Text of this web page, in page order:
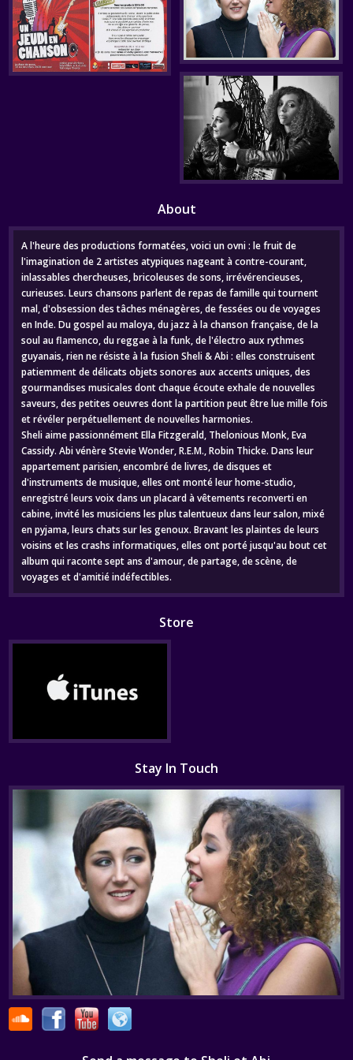
About
A l'heure des productions formatées, voici un ovni : le fruit de
l'imagination de 2 artistes atypiques nageant à contre-courant,
inlassables chercheuses, bricoleuses de sons, irrévérencieuses,
curieuses. Leurs chansons parlent de repas de famille qui tournent
mal, d'obsession des tâches ménagères, de fessées ou de voyages
en Inde. Du gospel au maloya, du jazz à la chanson française, de la
soul au flamenco, du reggae à la funk, de l'électro aux rythmes
guyanais, rien ne résiste à la fusion Sheli & Abi : elles construisent
patiemment de délicats objets sonores aux accents uniques, des
gourmandises musicales dont chaque écoute exhale de nouvelles
saveurs, des petites oeuvres dont la partition peut être lue mille fois
et révéler perpétuellement de nouvelles harmonies.
Sheli aime passionnément Ella Fitzgerald, Thelonious Monk, Eva
Cassidy. Abi vénère Stevie Wonder, R.E.M., Robin Thicke. Dans leur
appartement parisien, encombré de livres, de disques et
d'instruments de musique, elles ont monté leur home-studio,
enregistré leurs voix dans un placard à vêtements reconverti en
cabine, invité les musiciens les plus talentueux dans leur salon, mixé
en pyjama, leurs chats sur les genoux. Bravant les plaintes de leurs
voisins et les crashs informatiques, elles ont porté jusqu'au bout cet
album qui raconte sept ans d'amour, de partage, de scène, de
voyages et d'amitié indéfectibles.
Store
Stay In Touch